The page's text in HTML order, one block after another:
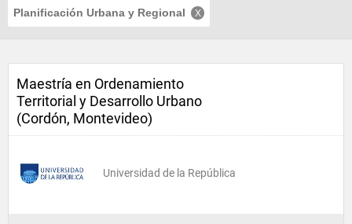
Planificación Urbana y Regional
Maestría en Ordenamiento
Territorial y Desarrollo Urbano
(Cordón, Montevideo)
Universidad de la República